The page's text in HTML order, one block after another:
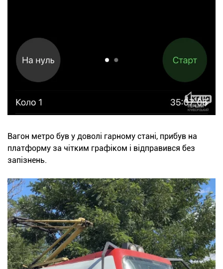
Вагон метро був у доволі гарному стані, прибув на
платформу за чітким графіком і відправився без
запізнень.